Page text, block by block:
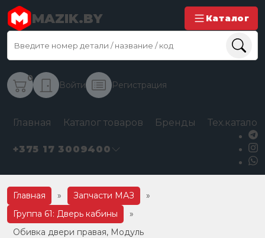
MAZIK.BY Каталог
0
Войти Регистрация
Главная Каталог товаров Бренды
+375 17 3009400
Главная » Запчасти МАЗ
»
Группа 61: Дверь кабины
»
Обивка двери правая, Модуль